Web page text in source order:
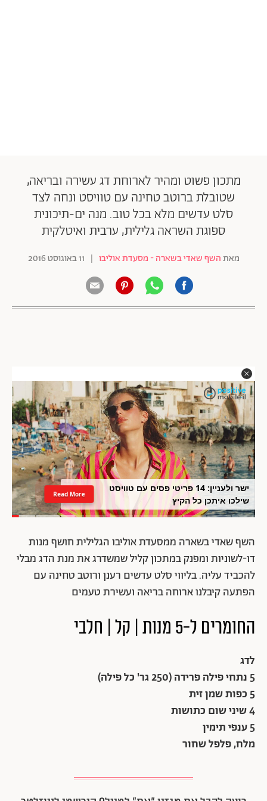
מתכון פשוט ומהיר לארוחת דג עשירה ובריאה,
שטובלת ברוטב טחינה עם טוויסט ונחה לצד
סלט עדשים מלא בכל טוב. מנה ים-תיכונית
ספוגת השראה גלילית, ערבית ואיטלקית
מאתהשף שאדי בשארה - מסעדת אוליבו | 11 באוגוסט 2016
ישר ולעניין: 14 פריטי פסים עם טוויסט
שילכו איתכן כל הקיץ
Read More
השף שאדי בשארה ממסעדת אוליבו הגלילית חושף מנות
דו-לשוניות ומפנק במתכון קליל שמשדרג את מנת הדג מבלי
להכביד עליה. בליווי סלט עדשים רענן ורוטב טחינה עם
הפתעה קיבלנו ארוחה בריאה ועשירת טעמים
החומרים ל-5 מנות | קל | חלבי
לדג
5 נתחי פילה פרידה (250 גר' כל פילה)
5 כפות שמן זית
4 שיני שום כתושות
5 ענפי תימין
מלח, פלפל שחור